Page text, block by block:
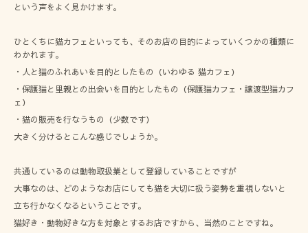
という声をよく見かけます。
ひとくちに猫カフェといっても、そのお店の目的によっていくつかの種類に
わかれます。
・人と猫のふれあいを目的としたもの（いわゆる 猫カフェ）
・保護猫と里親との出会いを目的としたもの（保護猫カフェ・譲渡型猫カフ
ェ）
・猫の販売を行なうもの（少数です）
大きく分けるとこんな感じでしょうか。
共通しているのは動物取扱業として登録していることですが
大事なのは、どのようなお店にしても猫を大切に扱う姿勢を重視しないと
立ち行かなくなるということです。
猫好き・動物好きな方を対象とするお店ですから、当然のことですね。